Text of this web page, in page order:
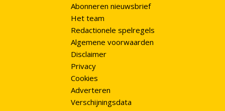
Abonneren nieuwsbrief
Het team
Redactionele spelregels
Algemene voorwaarden
Disclaimer
Privacy
Cookies
Adverteren
Verschijningsdata